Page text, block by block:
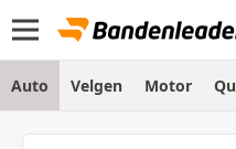
Auto Velgen Motor